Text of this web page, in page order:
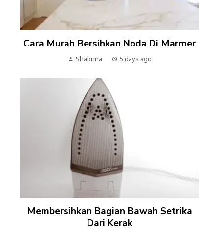
Cara Murah Bersihkan Noda Di Marmer
Shabrina 5 days ago
Membersihkan Bagian Bawah Setrika
Dari Kerak